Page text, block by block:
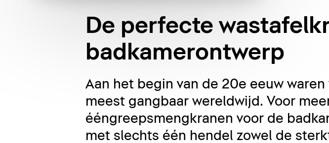
De perfecte
badkamerontwerp
Aan het begin van de 20e eeuw
meest gangbaar wereldwijd. Voor
ééngreepsmengkranen voor de
met slechts één hendel zowel de